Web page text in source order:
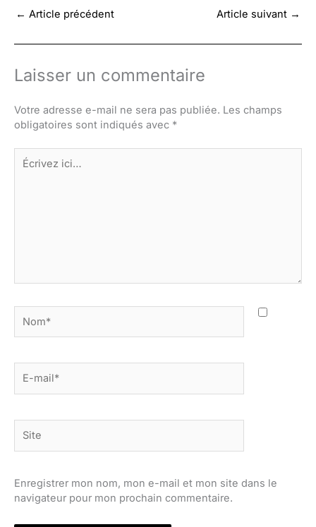
← Article précédent Article suivant →
Laisser un commentaire
Votre adresse e-mail ne sera pas publiée. Les champs
obligatoires sont indiqués avec *
Écrivez
ici…
mail*
Enregistrer mon nom, mon e-mail et mon site dans le
navigateur pour mon prochain commentaire.